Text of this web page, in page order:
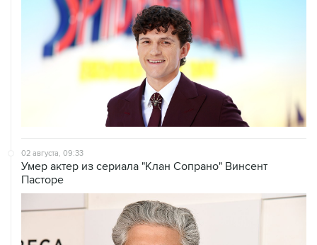
02 августа, 09:33
Умер актер из сериала "Клан Сопрано" Винсент
Пасторе